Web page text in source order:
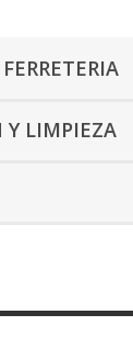
FERRETERIA
Y LIMPIEZA